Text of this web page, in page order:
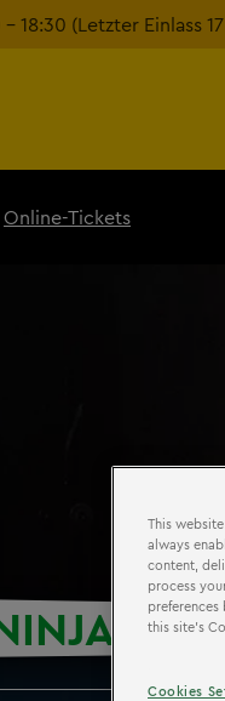
18:30 (Letzter Einlass
Online-Tickets
This
always
content,
process
this site’s
Cookies